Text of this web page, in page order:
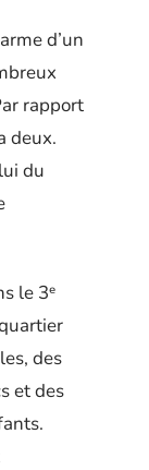
d’un
rapport
deux.
du
le 3ᵉ
des
et des